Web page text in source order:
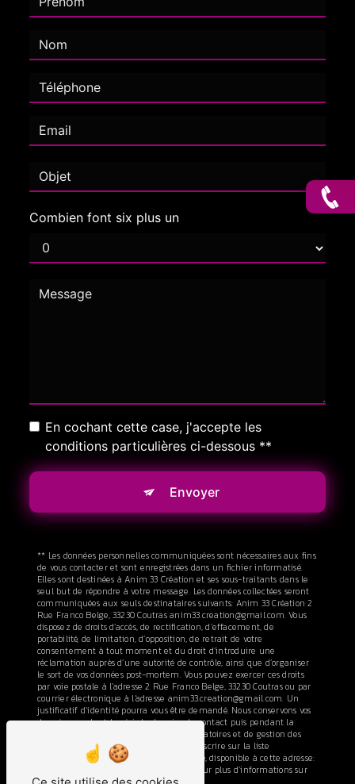
Combien font six plus un
En cochant cette case, j'accepte les
conditions particulières ci-dessous **
Envoyer
** Les données personnelles communiquées sont nécessaires aux fins
de vous contacter et sont enregistrées dans un fichier informatisé.
Elles sont destinées à Anim 33 Création et ses sous-traitants dans le
seul but de répondre à votre message. Les données collectées seront
communiquées aux seuls destinataires suivants: Anim 33 Création 2
Rue Franco Belge, 33230 Coutras anim33.creation@gmail.com. Vous
disposez de droits d’accès, de rectification, d’effacement, de
portabilité, de limitation, d’opposition, de retrait de votre
consentement à tout moment et du droit d’introduire une
réclamation auprès d’une autorité de contrôle, ainsi que d’organiser
le sort de vos données post-mortem. Vous pouvez exercer ces droits
par voie postale à l'adresse 2 Rue Franco Belge, 33230 Coutras ou par
courrier électronique à l'adresse anim33.creation@gmail.com. Un
justificatif d'identité pourra vous être demandé. Nous conservons vos
données pendant la période de prise de contact puis pendant la
durée de prescription légale aux fins probatoires et de gestion des
contentieux. Vous avez le droit de vous inscrire sur la liste
d'opposition au démarchage téléphonique, disponible à cette adresse:
. Consultez le site cnil.fr pour plus d’informations sur